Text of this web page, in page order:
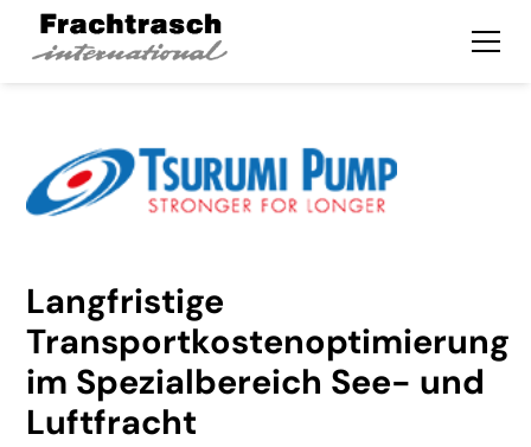
Langfristige
Transportkostenoptimierung
im Spezialbereich See- und
Luftfracht